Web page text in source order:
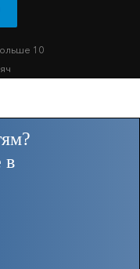
10
в